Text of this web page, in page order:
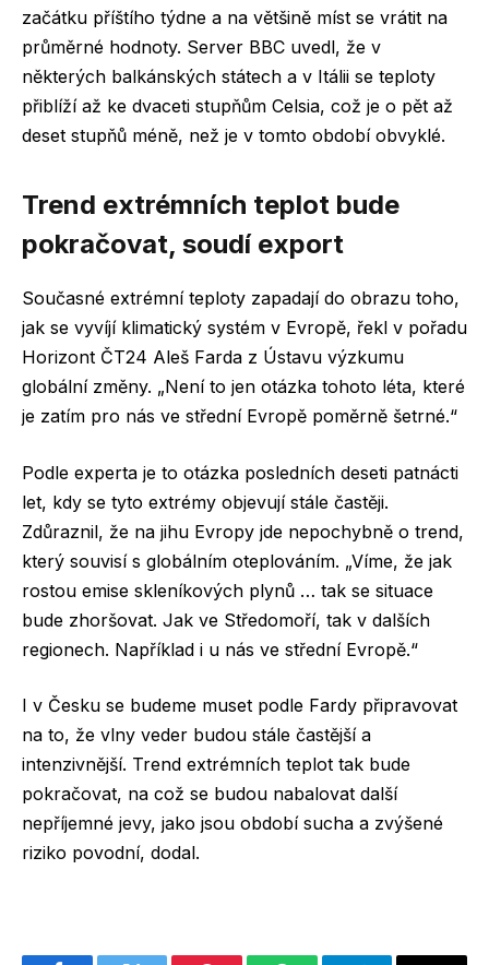
začátku příštího týdne a na většině míst se vrátit na
průměrné hodnoty. Server BBC uvedl, že v
některých balkánských státech a v Itálii se teploty
přiblíží až ke dvaceti stupňům Celsia, což je o pět až
deset stupňů méně, než je v tomto období obvyklé.
Trend extrémních teplot bude
pokračovat, soudí export
Současné extrémní teploty zapadají do obrazu toho,
jak se vyvíjí klimatický systém v Evropě, řekl v pořadu
Horizont ČT24 Aleš Farda z Ústavu výzkumu
globální změny. „Není to jen otázka tohoto léta, které
je zatím pro nás ve střední Evropě poměrně šetrné.“
Podle experta je to otázka posledních deseti patnácti
let, kdy se tyto extrémy objevují stále častěji.
Zdůraznil, že na jihu Evropy jde nepochybně o trend,
který souvisí s globálním oteplováním. „Víme, že jak
rostou emise skleníkových plynů … tak se situace
bude zhoršovat. Jak ve Středomoří, tak v dalších
regionech. Například i u nás ve střední Evropě.“
I v Česku se budeme muset podle Fardy připravovat
na to, že vlny veder budou stále častější a
intenzivnější. Trend extrémních teplot tak bude
pokračovat, na což se budou nabalovat další
nepříjemné jevy, jako jsou období sucha a zvýšené
riziko povodní, dodal.